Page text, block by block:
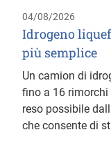
04/08/2026
Idrogeno
più semplice
Un camion di
fino a 16 rimorchi
reso possibile
che consente di